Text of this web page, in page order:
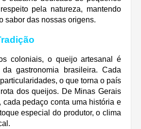
pela natureza, mantendo
sabor das nossas origens.
coloniais, o queijo artesanal é
gastronomia brasileira. Cada
o que torna o país
dos queijos. De Minas Gerais
cada pedaço conta uma história e
especial do produtor, o clima